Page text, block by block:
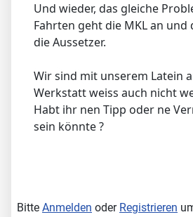
Und wieder, das gleiche
Fahrten geht die MKL an und
die Aussetzer.
Wir sind mit unserem Latein
Werkstatt weiss auch nicht
Habt ihr nen Tipp oder ne
sein könnte ?
Bitte Anmelden oder Registrieren